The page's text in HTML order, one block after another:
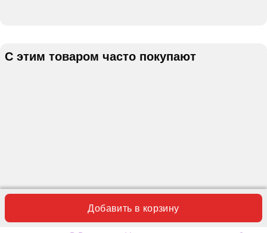
Добавить в корзину
С этим товаром часто покупают